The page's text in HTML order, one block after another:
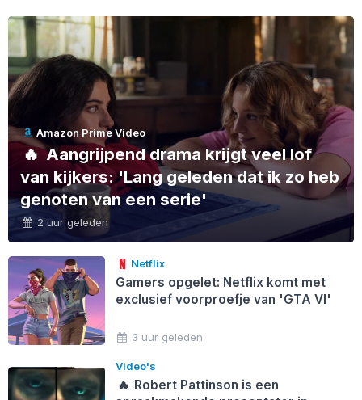
Amazon Prime Video
🔥Aangrijpend drama krijgt veel lof
van kijkers: 'Lang geleden dat ik zo heb
genoten van een serie'
2 uur geleden
Netflix
Gamers opgelet: Netflix komt met
exclusief voorproefje van 'GTA VI'
3 uur geleden
Video's
🔥 Robert Pattinson is een